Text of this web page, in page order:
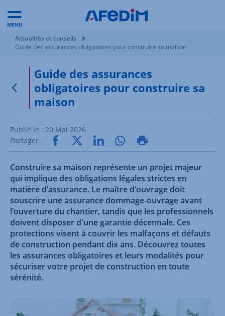
MENU
Vous êtes ici:
Actualités et conseils
Guide des assurances obligatoires pour construire sa maison
Retour à la page précédente
Guide des assurances
obligatoires pour construire sa
maison
Publié le : 20 Mai 2026
Partager :
Construire sa maison représente un projet majeur
qui implique des obligations légales strictes en
matière d'assurance. Le maître d'ouvrage doit
souscrire une assurance dommage-ouvrage avant
l'ouverture du chantier, tandis que les professionnels
doivent disposer d'une garantie décennale. Ces
protections visent à couvrir les malfaçons et défauts
de construction pendant dix ans. Découvrez toutes
les assurances obligatoires et leurs modalités pour
sécuriser votre projet de construction en toute
sérénité.